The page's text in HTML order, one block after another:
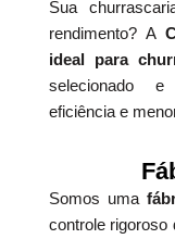
Sua
rendimento? A
ideal para
selecionado e
eficiência e
Somos uma
controle rigoroso